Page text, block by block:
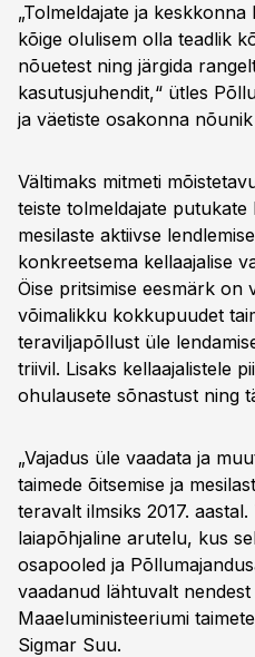
„Tolmeldajate ja
kõige olulisem olla teadlik
nõuetest ning järgida
kasutusjuhendit,“ ütles
ja väetiste osakonna nõunik
Vältimaks mitmeti
teiste tolmeldajate putukate
mesilaste aktiivse
konkreetsema kellaajalise
Öise pritsimise eesmärk on
võimalikku kokkupuudet
teraviljapõllust üle
triivil. Lisaks kellaajalistele
ohulausete sõnastust ning
„Vajadus üle vaadata ja
taimede õitsemise ja
teravalt ilmsiks 2017.
laiapõhjaline arutelu, kus
osapooled ja
vaadanud lähtuvalt
Maaeluministeeriumi
Sigmar Suu.